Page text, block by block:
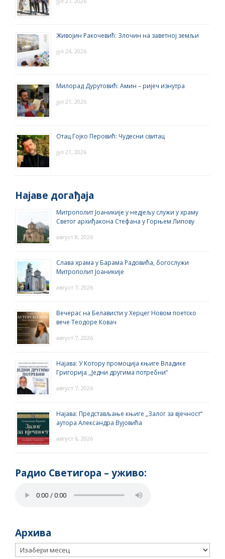
Живојин Ракочевић: Злочин на заветној земљи
јул 24, 2026
Милорад Дурутовић: Амин – ријеч изнутра
јул 21, 2026
Отац Гојко Перовић: Чудесни свитац
јул 21, 2026
Најаве догађаја
Митрополит Јоаникије у недјељу служи у храму
Светог архиђакона Стефана у Горњем Липову
август 8, 2026
Слава храма у Барама Радовића, богослужи
Митрополит Јоаникије
август 7, 2026
Вечерас на Белависти у Херцег Новом поетско
вече Теодоре Ковач
август 7, 2026
Најава: У Котору промоција књиге Владике
Григорија ,,Једни другима потребни”
август 7, 2026
Најава: Представљање књиге „Залог за вјечност“
аутора Александра Вујовића
август 6, 2026
Радио Светигора – yживо:
Архива
Архива